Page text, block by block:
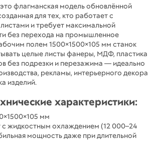
флагманская модель обновлённой
для тех, кто работает с
и требует максимальной
без перехода на промышленное
полем 1500×1500×105 мм станок
целые листы фанеры, МДФ, пластика
без подрезки и перезажима — идеально
рекламы, интерьерного декора
изделий.
характеристики:
мм
жидкостным охлаждением (12 000–24
мощность даже при длительной